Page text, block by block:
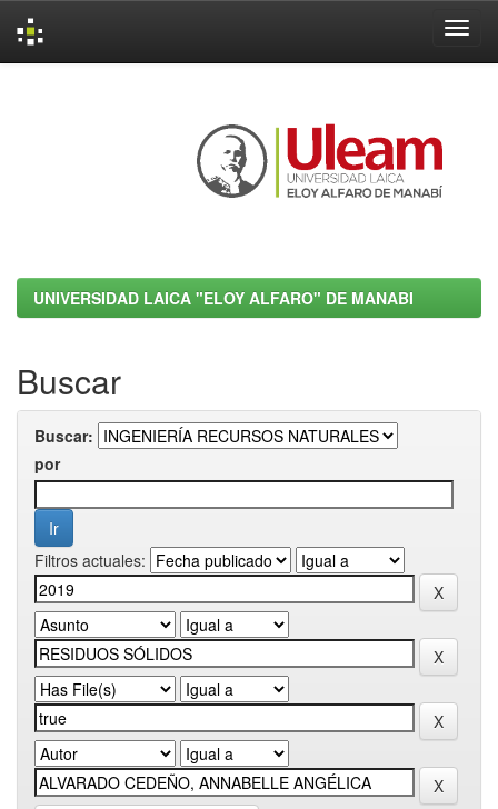
UNIVERSIDAD LAICA "ELOY ALFARO" DE MANABI
Buscar
Buscar:
por
Filtros actuales: